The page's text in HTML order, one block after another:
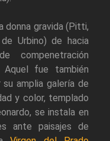
donna gravida (Pitti,
de Urbino) de hacia
compenetración
fue también
amplia galería de
y color, templado
se instala en
ante paisajes de